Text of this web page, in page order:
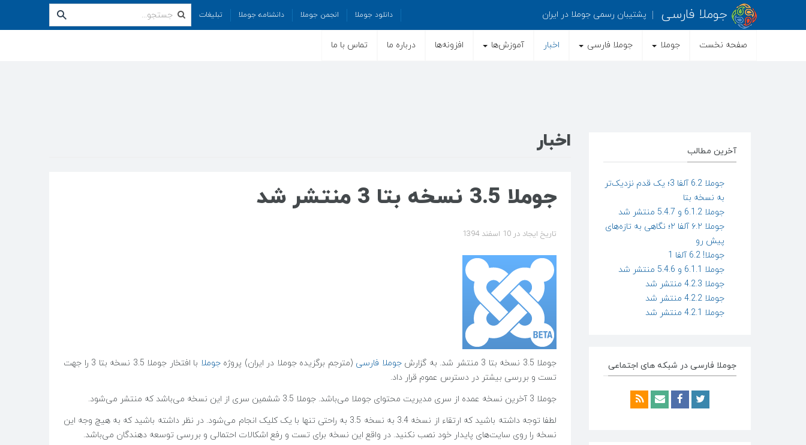
جوملا فارسی پشتیبان رسمی جوملا در ایران دانلود جوملا انجمن جوملا دانشنامه جوملا تبلیغات
صفحه نخست جوملا جوملا فارسی اخبار آموزش‌ها افزونه‌ها درباره ما تماس با ما
اخبار
جوملا 3.5 نسخه بتا 3 منتشر شد
تاریخ ایجاد در 10 اسفند 1394
جوملا 3.5 نسخه بتا 3 منتشر شد. به گزارش جوملا فارسی (مترجم برگزیده جوملا در ایران) پروژهجوملا
با افتخار جوملا 3.5 نسخه بتا 3 را جهت
تست و بررسی بیشتر در دسترس عموم قرار داد.
جوملا 3 آخرین نسخه عمده از سری مدیریت محتوای جوملا می‌باشد. جوملا 3.5 ششمین سری از این نسخه می‌باشد که منتشر می‌شود.
لطفا توجه داشته باشید که ارتقاء از نسخه 3.4 به نسخه 3.5 به راحتی تنها با یک کلیک انجام می‌شود. در نظر داشته باشید که به هیچ وجه این
نسخه را روی سایت‌های پایدار خود نصب نکنید. در واقع این نسخه برای تست و رفع اشکالات احتمالی و بررسی توسعه دهندگان می‌باشد.
آخرین مطالب
جوملا 6.2 آلفا 3؛ یک قدم نزدیک‌تر
به نسخه بتا
جوملا 6.1.2 و 5.4.7 منتشر شد
جوملا ۶.۲ آلفا ۲؛ نگاهی به تازه‌های
پیش رو
جوملا! 6.2 آلفا 1
جوملا 6.1.1 و 5.4.6 منتشر شد
جوملا 4.2.3 منتشر شد
جوملا 4.2.2 منتشر شد
جوملا 4.2.1 منتشر شد
جوملا فارسی در شبکه های اجتماعی